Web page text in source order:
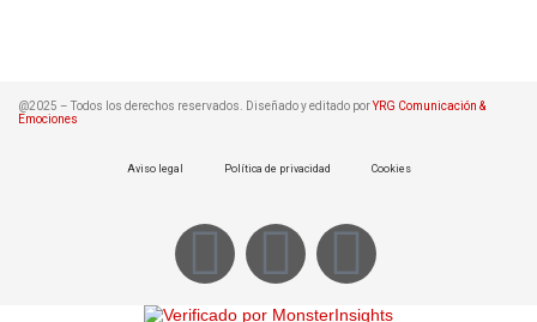
@2025 – Todos los derechos reservados. Diseñado y editado porYRG Comunicación &
Emociones
Aviso legal Política de privacidad Cookies